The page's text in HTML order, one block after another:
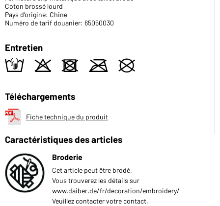
Coton brossé lourd
Pays d'origine: Chine
Numéro de tarif douanier: 65050030
Entretien
t o d m U
Téléchargements
Fiche technique du produit
Caractéristiques des articles
Broderie
Cet article peut être brodé.
Vous trouverez les détails sur
www.daiber.de/fr/decoration/embroidery/
Veuillez contacter votre contact.